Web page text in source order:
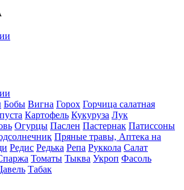
Бобы Вигна Горох Горчица салатная
Картофель Кукуруза Лук
Огурцы Паслен Пастернак Патиссоны
Пряные травы, Аптека на
Редис Редька Репа Руккола Салат
Томаты Тыква Укроп Фасоль
Табак